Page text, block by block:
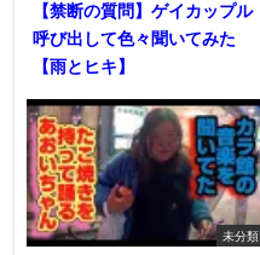
【禁断の質問】ゲイカップル
呼び出して色々聞いてみた
【雨とヒキ】
未分類